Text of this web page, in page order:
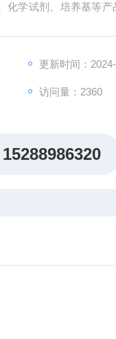
学试剂、培养基等产
更新时间：
访问量：2360
15288986320